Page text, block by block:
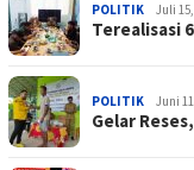
POLITIK Juli
Terealisasi
POLITIK Juni
Gelar